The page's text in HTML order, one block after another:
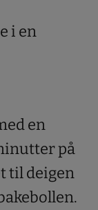
i en
en
på
til deigen